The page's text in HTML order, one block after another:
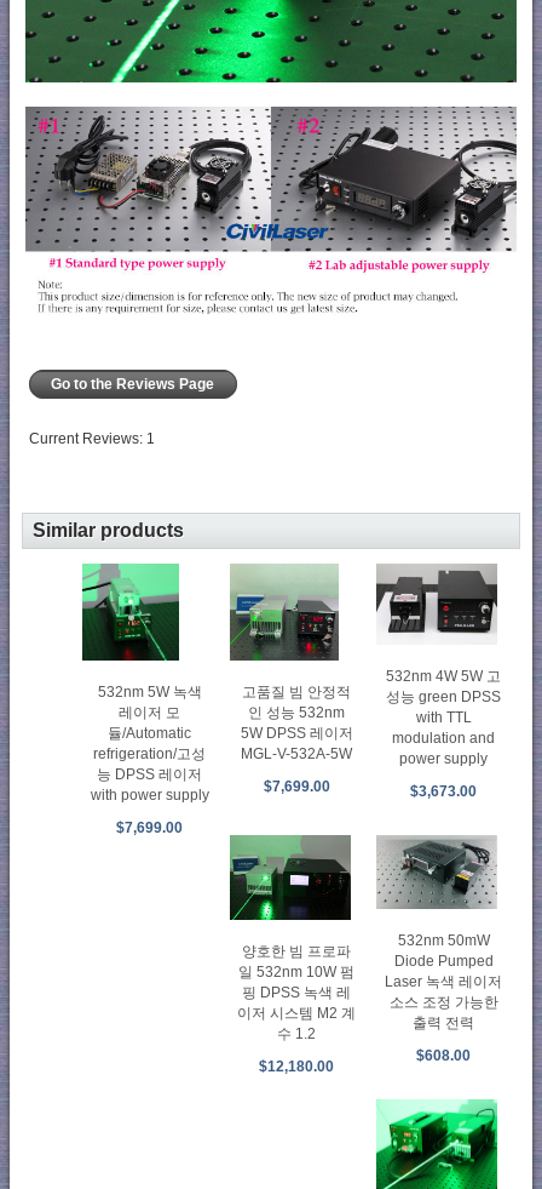
Go to the Reviews Page
Current Reviews: 1
Similar products
532nm 5W 녹색
레이저 모
듈/Automatic
refrigeration/고성
능 DPSS 레이저
with power supply
$7,699.00
고품질 빔 안정적
인 성능 532nm
5W DPSS 레이저
MGL-V-532A-5W
$7,699.00
532nm 4W 5W 고
성능 green DPSS
with TTL
modulation and
power supply
$3,673.00
양호한 빔 프로파
일 532nm 10W 펌
핑 DPSS 녹색 레
이저 시스템 M2 계
수 1.2
$12,180.00
532nm 50mW
Diode Pumped
Laser 녹색 레이저
소스 조정 가능한
출력 전력
$608.00